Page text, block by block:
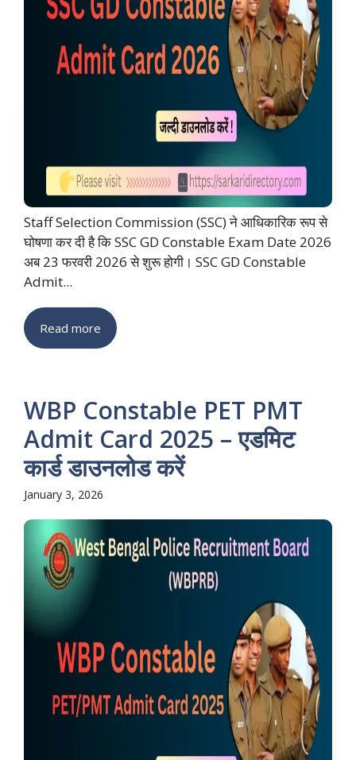
Staff Selection Commission (SSC) ने आधिकारिक रूप से
घोषणा कर दी है कि SSC GD Constable Exam Date 2026
अब 23 फरवरी 2026 से शुरू होगी। SSC GD Constable
Admit...
Read more
WBP Constable PET PMT
Admit Card 2025 – एडमिट
कार्ड डाउनलोड करें
January 3, 2026